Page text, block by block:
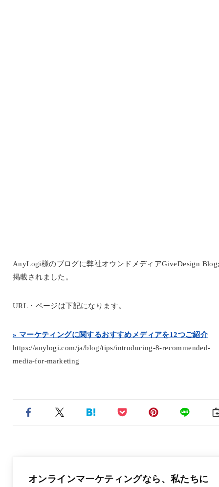
AnyLogi様のブログに弊社オウンドメディアGiveDesign Blog
掲載されました。
URL・ページは下記になります。
» マーケティングに関するおすすめメディアを12つご紹介
https://anylogi.com/ja/blog/tips/introducing-8-recommended-
media-for-marketing
オンラインマーケティングなら、 私たちに